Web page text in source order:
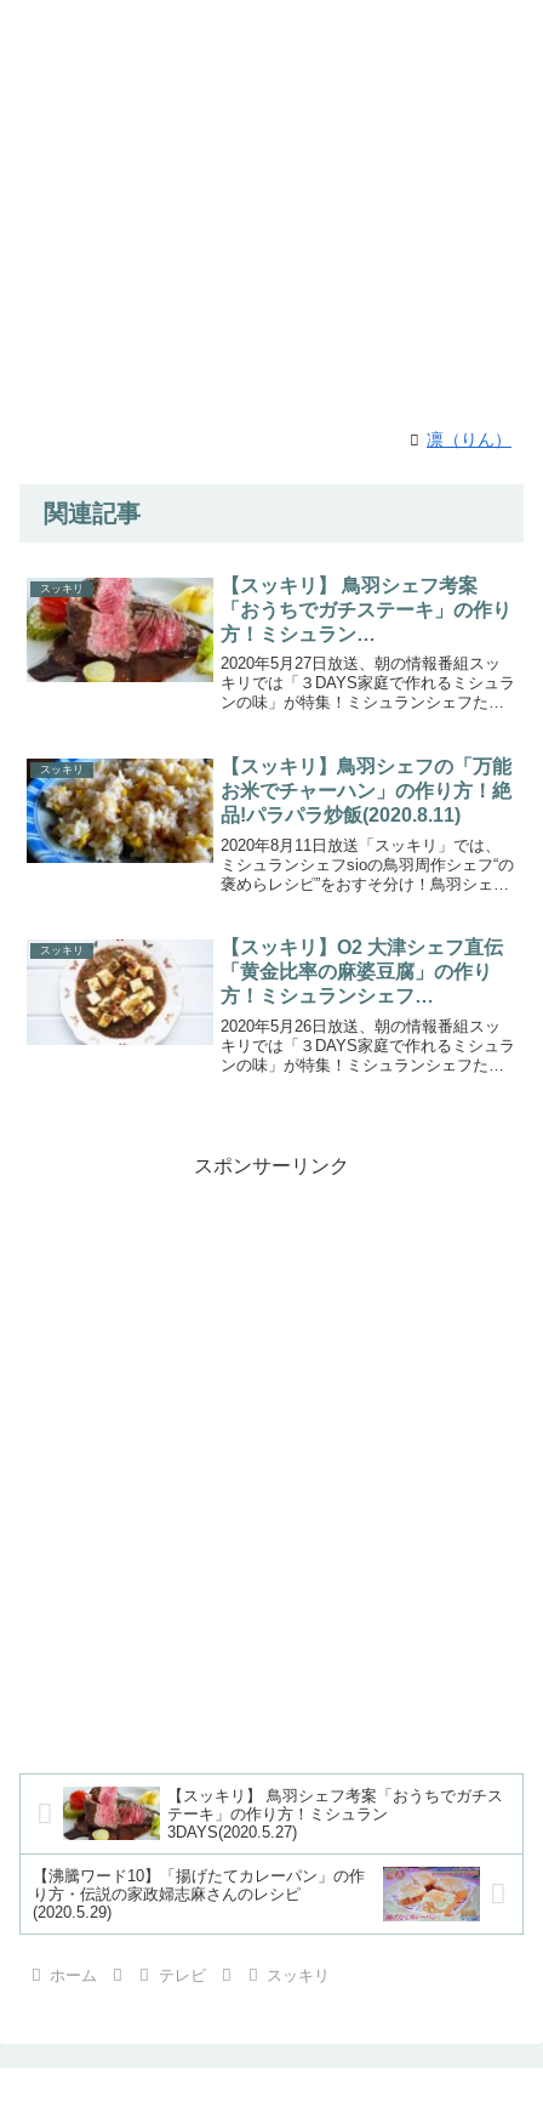
凛（りん）
関連記事
スッキリ
【スッキリ】 鳥羽シェフ考案
「おうちでガチステーキ」の作り
方！ミシュラン
3DAYS(2020.5.27)
2020年5月27日放送、朝の情報番組スッ
キリでは「３DAYS家庭で作れるミシュラ
ンの味」が特集！ミシュランシェフたち
くなるテクニックを大公開！２日目は、
ハリセンボン春...
スッキリ
【スッキリ】鳥羽シェフの「万能
お米でチャーハン」の作り方！絶
品!パラパラ炒飯(2020.8.11)
2020年8月11日放送「スッキリ」では、
ミシュランシェフsioの鳥羽周作シェフ“の
褒めらレシピ”をおすそ分け！鳥羽シェフ
（秘）テクニックを詳しく教えてくれま
した。こちら...
スッキリ
【スッキリ】O2 大津シェフ直伝
「黄金比率の麻婆豆腐」の作り
方！ミシュランシェフ
3DAYS(2020.5.26)
2020年5月26日放送、朝の情報番組スッ
キリでは「３DAYS家庭で作れるミシュラ
ンの味」が特集！ミシュランシェフたち
スポンサーリンク
【スッキリ】 鳥羽シェフ考案「おうちでガチス
テーキ」の作り方！ミシュラン
3DAYS(2020.5.27)
【沸騰ワード10】「揚げたてカレーパン」の作
り方・伝説の家政婦志麻さんのレシピ
(2020.5.29)
ホーム テレビ スッキリ